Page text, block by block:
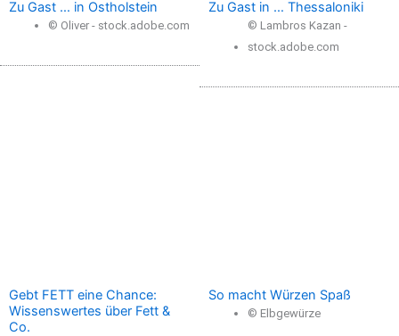
Zu Gast … in Ostholstein
© Oliver - stock.adobe.com
Zu Gast in … Thessaloniki
© Lambros Kazan -
stock.adobe.com
Gebt FETT eine Chance:
Wissenswertes über Fett &
Co.
So macht Würzen Spaß
© Elbgewürze